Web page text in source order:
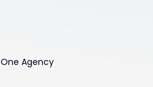
Agency